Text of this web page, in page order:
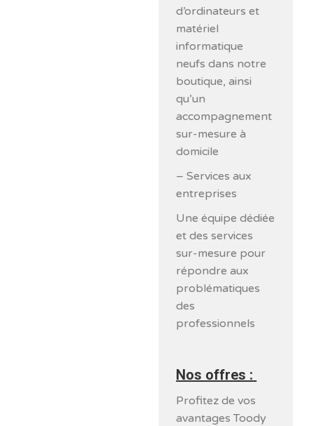
d’ordinateurs et
matériel
informatique
neufs dans notre
boutique, ainsi
qu’un
accompagnement
sur-mesure à
domicile
– Services aux
entreprises
Une équipe dédiée
et des services
sur-mesure pour
répondre aux
problématiques
des
professionnels
Nos offres :
Profitez de vos
avantages Toody